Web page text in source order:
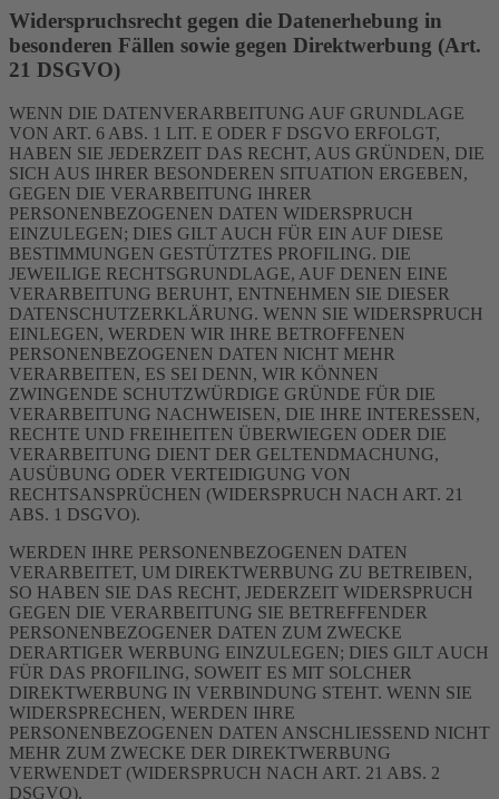
Widerspruchsrecht gegen die Datenerhebung in
besonderen Fällen sowie gegen Direktwerbung (Art.
21 DSGVO)
WENN DIE DATENVERARBEITUNG AUF GRUNDLAGE
VON ART. 6 ABS. 1 LIT. E ODER F DSGVO ERFOLGT,
HABEN SIE JEDERZEIT DAS RECHT, AUS GRÜNDEN, DIE
SICH AUS IHRER BESONDEREN SITUATION ERGEBEN,
GEGEN DIE VERARBEITUNG IHRER
PERSONENBEZOGENEN DATEN WIDERSPRUCH
EINZULEGEN; DIES GILT AUCH FÜR EIN AUF DIESE
BESTIMMUNGEN GESTÜTZTES PROFILING. DIE
JEWEILIGE RECHTSGRUNDLAGE, AUF DENEN EINE
VERARBEITUNG BERUHT, ENTNEHMEN SIE DIESER
DATENSCHUTZERKLÄRUNG. WENN SIE WIDERSPRUCH
EINLEGEN, WERDEN WIR IHRE BETROFFENEN
PERSONENBEZOGENEN DATEN NICHT MEHR
VERARBEITEN, ES SEI DENN, WIR KÖNNEN
ZWINGENDE SCHUTZWÜRDIGE GRÜNDE FÜR DIE
VERARBEITUNG NACHWEISEN, DIE IHRE INTERESSEN,
RECHTE UND FREIHEITEN ÜBERWIEGEN ODER DIE
VERARBEITUNG DIENT DER GELTENDMACHUNG,
AUSÜBUNG ODER VERTEIDIGUNG VON
RECHTSANSPRÜCHEN (WIDERSPRUCH NACH ART. 21
ABS. 1 DSGVO).
WERDEN IHRE PERSONENBEZOGENEN DATEN
VERARBEITET, UM DIREKTWERBUNG ZU BETREIBEN,
SO HABEN SIE DAS RECHT, JEDERZEIT WIDERSPRUCH
GEGEN DIE VERARBEITUNG SIE BETREFFENDER
PERSONENBEZOGENER DATEN ZUM ZWECKE
DERARTIGER WERBUNG EINZULEGEN; DIES GILT AUCH
FÜR DAS PROFILING, SOWEIT ES MIT SOLCHER
DIREKTWERBUNG IN VERBINDUNG STEHT. WENN SIE
WIDERSPRECHEN, WERDEN IHRE
PERSONENBEZOGENEN DATEN ANSCHLIESSEND NICHT
MEHR ZUM ZWECKE DER DIREKTWERBUNG
VERWENDET (WIDERSPRUCH NACH ART. 21 ABS. 2
DSGVO).